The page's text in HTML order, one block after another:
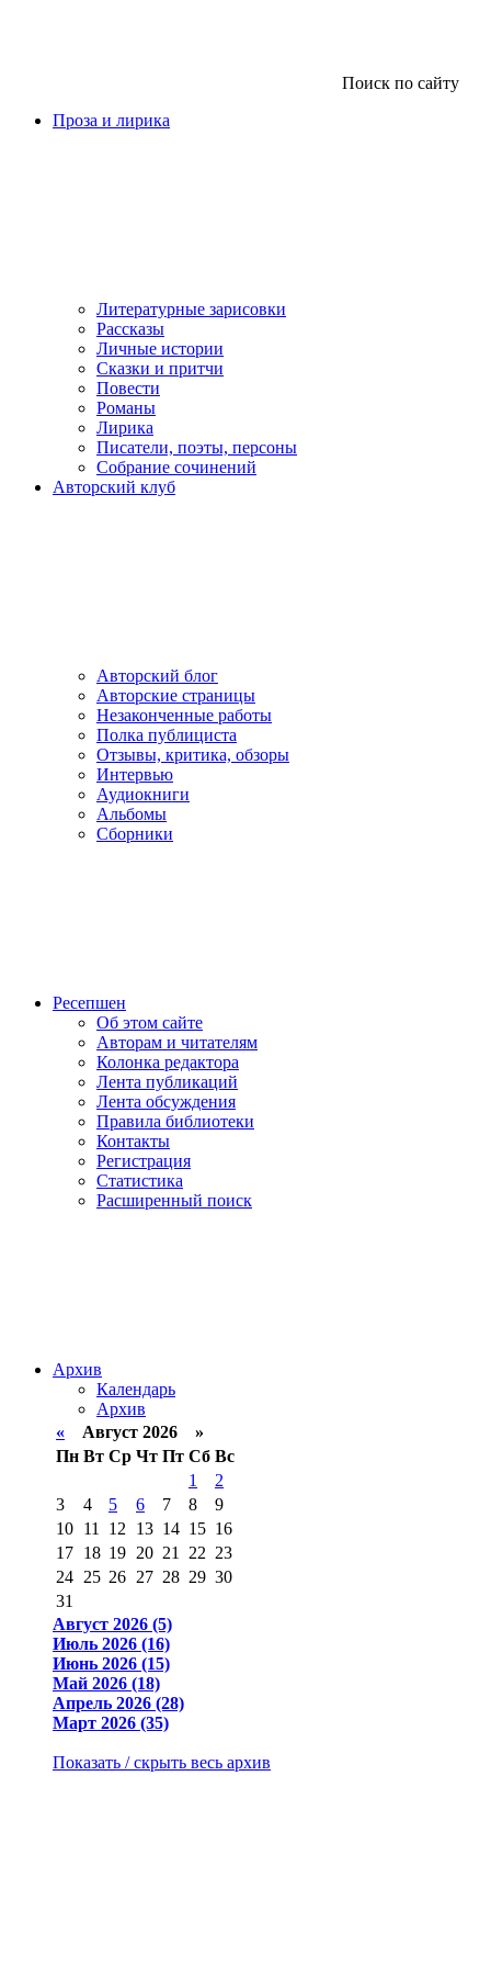
Поиск по сайту
Проза и лирика
Литературные зарисовки
Рассказы
Личные истории
Сказки и притчи
Повести
Романы
Лирика
Писатели, поэты, персоны
Собрание сочинений
Авторский клуб
Авторский блог
Авторские страницы
Незаконченные работы
Полка публициста
Отзывы, критика, обзоры
Интервью
Аудиокниги
Альбомы
Сборники
Ресепшен
Об этом сайте
Авторам и читателям
Колонка редактора
Лента публикаций
Лента обсуждения
Правила библиотеки
Контакты
Регистрация
Статистика
Расширенный поиск
Архив
Календарь
Архив
« Август 2026 »
Пн Вт Ср Чт Пт Сб Вс
1
2
3
4 5 6 7 8
9
10 11 12 13 14 15 16
17 18 19 20 21 22 23
24 25 26 27 28 29 30
31
Август 2026 (5)
Июль 2026 (16)
Июнь 2026 (15)
Май 2026 (18)
Апрель 2026 (28)
Март 2026 (35)
Показать / скрыть весь архив